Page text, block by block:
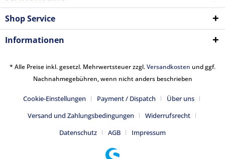
Shop Service
Informationen
* Alle Preise inkl. gesetzl. Mehrwertsteuer zzgl.Versandkosten und ggf.
Nachnahmegebühren, wenn nicht anders beschrieben
Cookie-Einstellungen Payment / Dispatch
Über uns
Versand und Zahlungsbedingungen
Widerrufsrecht
Datenschutz
AGB Impressum